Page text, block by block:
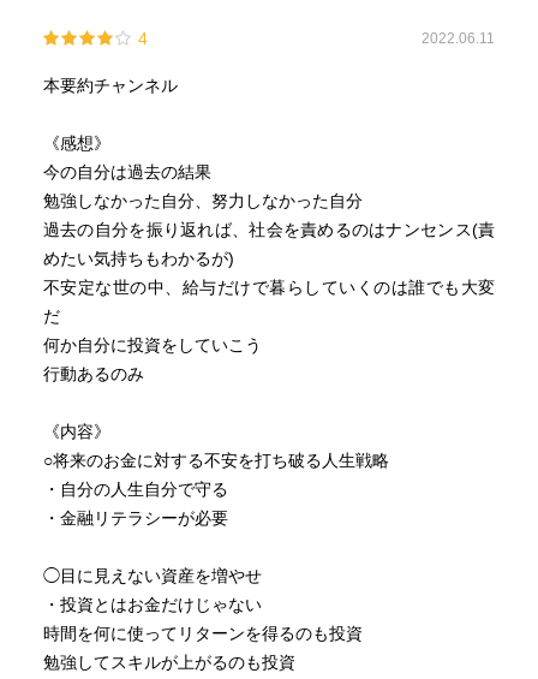
4 2022.06.11
本要約チャンネル
《感想》
今の自分は過去の結果
勉強しなかった自分、努力しなかった自分
過去の自分を振り返れば、社会を責めるのはナンセンス(責
めたい気持ちもわかるが)
不安定な世の中、給与だけで暮らしていくのは誰でも大変
だ
何か自分に投資をしていこう
行動あるのみ
《内容》
○将来のお金に対する不安を打ち破る人生戦略
・自分の人生自分で守る
・金融リテラシーが必要
◯目に見えない資産を増やせ
・投資とはお金だけじゃない
時間を何に使ってリターンを得るのも投資
勉強してスキルが上がるのも投資